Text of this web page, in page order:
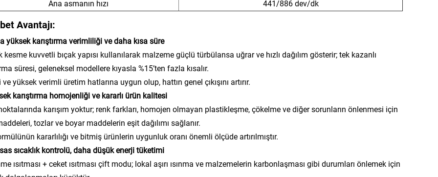
Ana asmanın hızı
441/886 dev/dk
Avantajı:
yüksek karıştırma verimliliği ve daha kısa süre
kesme kuvvetli bıçak yapısı kullanılarak malzeme güçlü türbülansa uğrar ve hızlı dağılım gösterir; tek kazanlı
süresi, geleneksel modellere kıyasla %15’ten fazla kısalır.
yüksek verimli üretim hatlarına uygun olup, hattın genel çıkışını artırır.
karıştırma homojenliği ve kararlı ürün kalitesi
karışım yoktur; renk farkları, homojen olmayan plastikleşme, çökelme ve diğer sorunların önlenmesi için
tozlar ve boyar maddelerin eşit dağılımı sağlanır.
kararlılığı ve bitmiş ürünlerin uygunluk oranı önemli ölçüde artırılmıştır.
sıcaklık kontrolü, daha düşük enerji tüketimi
ısıtması + ceket ısıtması çift modu; lokal aşırı ısınma ve malzemelerin karbonlaşması gibi durumları önlemek için